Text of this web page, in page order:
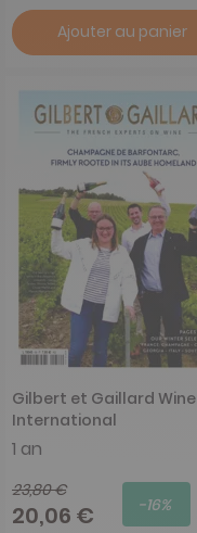
Ajouter au panier
Gilbert et Gaillard Wine
International
1 an
23,80 €
20,06 € -16%